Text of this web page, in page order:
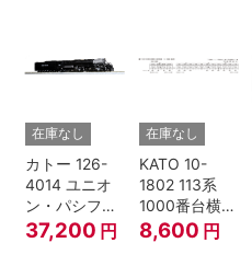
在庫なし
カトー 126-
4014 ユニオ
ン・パシフィ
ック鉄道 ビッ
グボーイ＃
37,200 円
在庫なし
KATO 10-
1802 113系
1000番台横須
賀・総武快速
線 増結4両セ
8,600 円